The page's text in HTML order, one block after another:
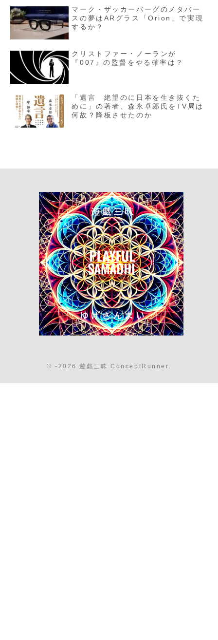
マーク・ザッカーバーグのメタバー
スの夢はARグラス「Orion」で実現
するか？
クリストファー・ノーランが
『007』の監督をやる確率は？
「遺言 絶望のに日本を生き抜くた
めに」の著者、森永卓郎氏をTV局は
何故？降板させたのか
© -2026 遊戯三昧 ConceptRunner.